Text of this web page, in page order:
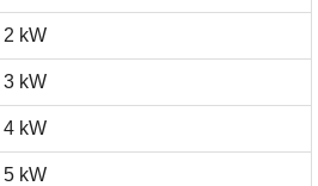
2 kW
3 kW
4 kW
5 kW